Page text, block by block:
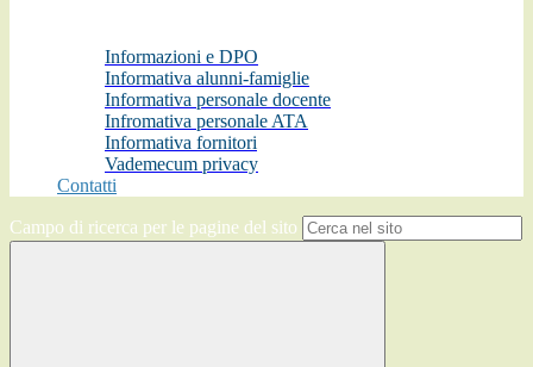
Informazioni e DPO
Informativa alunni-famiglie
Informativa personale docente
Infromativa personale ATA
Informativa fornitori
Vademecum privacy
Contatti
Campo di ricerca per le pagine del sito